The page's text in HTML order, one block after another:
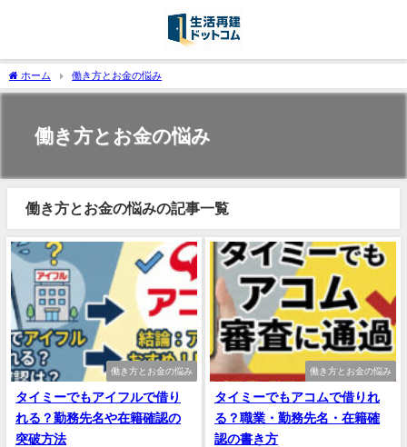
ホーム 働き方とお金の悩み
働き方とお金の悩み
働き方とお金の悩みの記事一覧
働き方とお金の悩み
タイミーでもアイフルで借り
れる？勤務先名や在籍確認の
突破方法
働き方とお金の悩み
タイミーでもアコムで借りれ
る？職業・勤務先名・在籍確
認の書き方